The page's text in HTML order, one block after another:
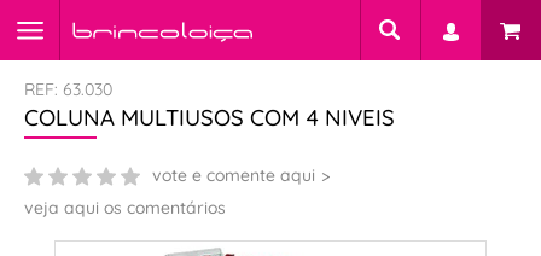
REF: 63.030
COLUNA MULTIUSOS COM 4 NIVEIS
vote e comente aqui
veja aqui os comentários